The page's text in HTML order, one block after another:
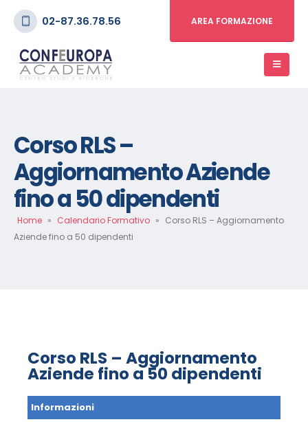
02-87.36.78.56 AREA FORMAZIONE
Corso RLS –
Aggiornamento Aziende
fino a 50 dipendenti
Home » Calendario Formativo » Corso RLS – Aggiornamento
Aziende fino a 50 dipendenti
Corso RLS – Aggiornamento
Aziende fino a 50 dipendenti
Informazioni